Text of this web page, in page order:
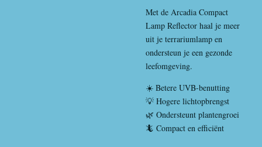
Met de Arcadia Compact
Lamp Reflector haal je meer
uit je terrariumlamp en
ondersteun je een gezonde
leefomgeving.
☀️ Betere UVB-benutting
💡 Hogere lichtopbrengst
🌿 Ondersteunt plantengroei
🦎 Compact en efficiënt